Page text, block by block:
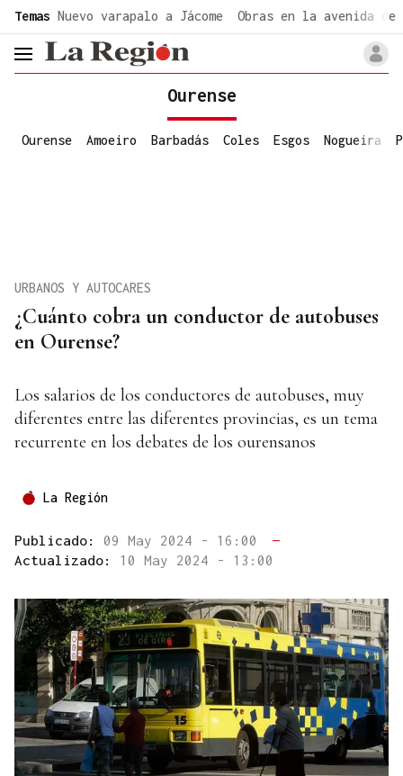
Temas Nuevo varapalo a Jácome Obras en la avenida de
header.menu.open
Ourense
Ourense Amoeiro Barbadás Coles Esgos Nogueira
¿Cuánto cobra un conductor de autobuses
en Ourense?
URBANOS Y AUTOCARES
Los salarios de los conductores de autobuses, muy
diferentes entre las diferentes provincias, es un tema
recurrente en los debates de los ourensanos
La Región
Publicado: 09 May 2024 - 16:00
—
Actualizado: 10 May 2024 - 13:00